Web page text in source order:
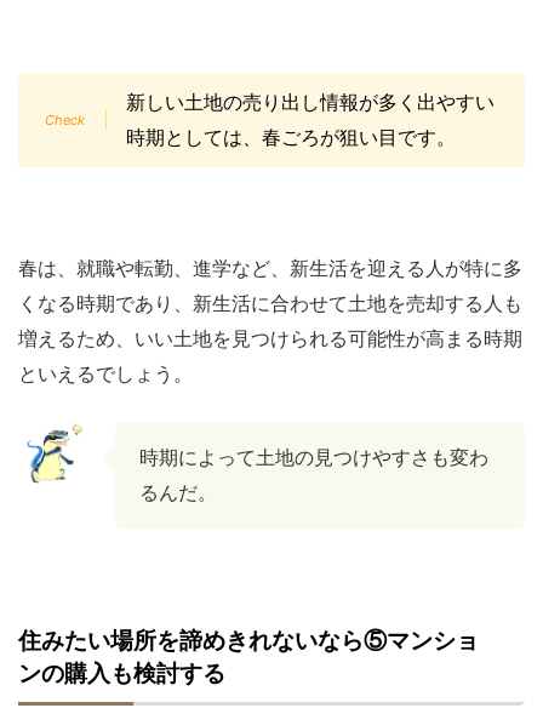
新しい土地の売り出し情報が多く出やすい
時期としては、春ごろが狙い目です。
春は、就職や転勤、進学など、新生活を迎える人が特に多
くなる時期であり、新生活に合わせて土地を売却する人も
増えるため、いい土地を見つけられる可能性が高まる時期
といえるでしょう。
時期によって土地の見つけやすさも変わ
るんだ。
住みたい場所を諦めきれないなら⑤マンショ
ンの購入も検討する